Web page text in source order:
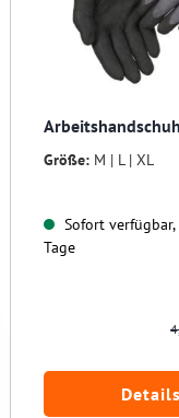
Größe: M | L | XL
Sofort
Tage
Details